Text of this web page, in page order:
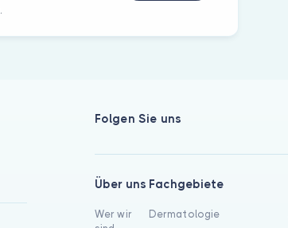
Folgen Sie uns
Über uns
Wer wir
Fachgebiete
Dermatologie